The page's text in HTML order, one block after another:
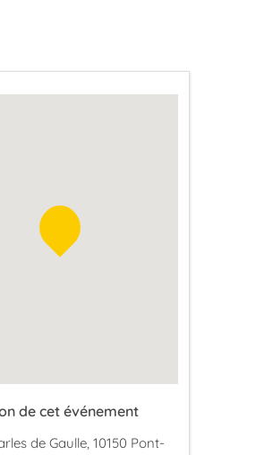
de cet événement
de Gaulle, 10150 Pont-